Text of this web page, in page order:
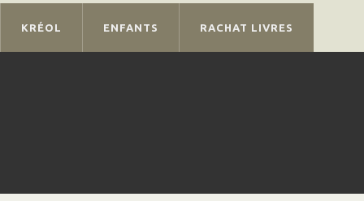
KRÉOL ENFANTS RACHAT LIVRES